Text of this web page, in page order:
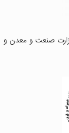
صنعت و معدن و